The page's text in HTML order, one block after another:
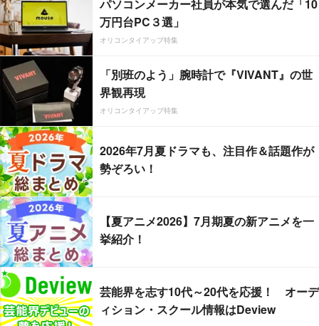
パソコンメーカー社員が本気で選んだ「10
万円台PC３選」
オリコンタイアップ特集
「別班のよう」腕時計で『VIVANT』の世
界観再現
オリコンタイアップ特集
2026年7月夏ドラマも、注目作＆話題作が
勢ぞろい！
【夏アニメ2026】7月期夏の新アニメを一
挙紹介！
芸能界を志す10代～20代を応援！ オーデ
ィション・スクール情報はDeview